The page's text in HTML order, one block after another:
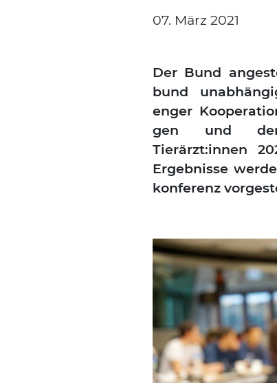
07. März 2021
Der Bund
bund
enger
gen und der
Tierärzt:innen
Ergeb­nis­se
kon­fe­renz